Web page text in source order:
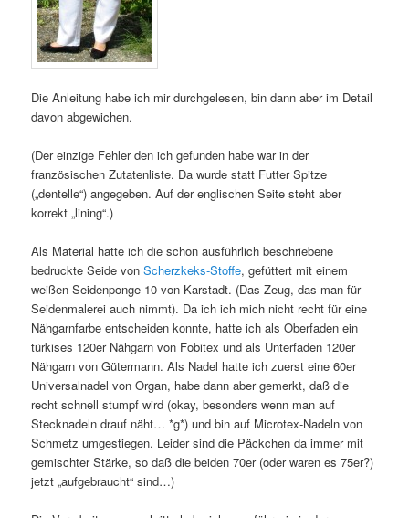
Die Anleitung habe ich mir durchgelesen, bin dann aber im Detail
davon abgewichen.
(Der einzige Fehler den ich gefunden habe war in der
französischen Zutatenliste. Da wurde statt Futter Spitze
(„dentelle“) angegeben. Auf der englischen Seite steht aber
korrekt „lining“.)
Als Material hatte ich die schon ausführlich beschriebene
bedruckte Seide vonScherzkeks-Stoffe, gefüttert mit einem
weißen Seidenponge 10 von Karstadt. (Das Zeug, das man für
Seidenmalerei auch nimmt). Da ich ich mich nicht recht für eine
Nähgarnfarbe entscheiden konnte, hatte ich als Oberfaden ein
türkises 120er Nähgarn von Fobitex und als Unterfaden 120er
Nähgarn von Gütermann. Als Nadel hatte ich zuerst eine 60er
Universalnadel von Organ, habe dann aber gemerkt, daß die
recht schnell stumpf wird (okay, besonders wenn man auf
Stecknadeln drauf näht… *g*) und bin auf Microtex-Nadeln von
Schmetz umgestiegen. Leider sind die Päckchen da immer mit
gemischter Stärke, so daß die beiden 70er (oder waren es 75er?)
jetzt „aufgebraucht“ sind…)